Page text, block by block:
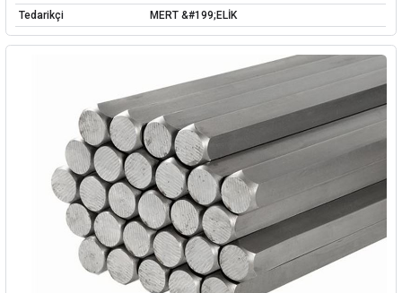
Tedarikçi
MERT &#199;ELİK